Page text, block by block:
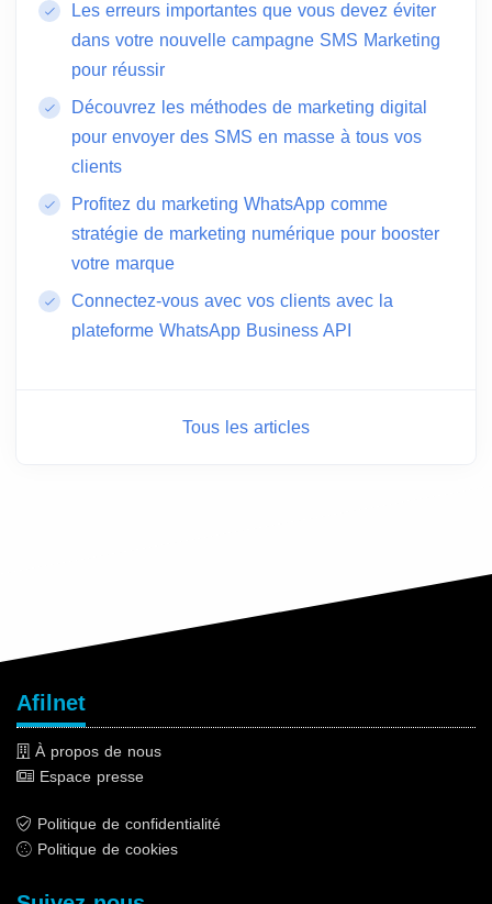
Les erreurs importantes que vous devez éviter
dans votre nouvelle campagne SMS Marketing
pour réussir
Découvrez les méthodes de marketing digital
pour envoyer des SMS en masse à tous vos
clients
Profitez du marketing WhatsApp comme
stratégie de marketing numérique pour booster
votre marque
Connectez-vous avec vos clients avec la
plateforme WhatsApp Business API
Tous les articles
Afilnet
À propos de nous
Espace presse
Politique de confidentialité
Politique de cookies